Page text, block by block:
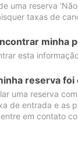
uma reserva
taxas de
minha
esta
reserva foi
uma reserva
de entrada e as
em contato